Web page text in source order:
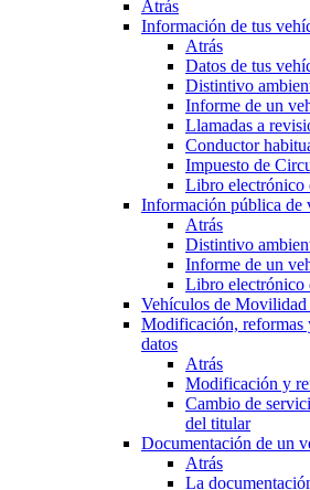
Atrás
Información de tus
Atrás
Datos de tus
Distintivo
Informe de un
Llamadas a
Conductor
Impuesto de
Libro electrónico
Información pública de
Atrás
Distintivo
Informe de un
Libro electrónico
Vehículos de
Modificación, reformas
datos
Atrás
Modificación y
Cambio de
del titular
Documentación de un
Atrás
La